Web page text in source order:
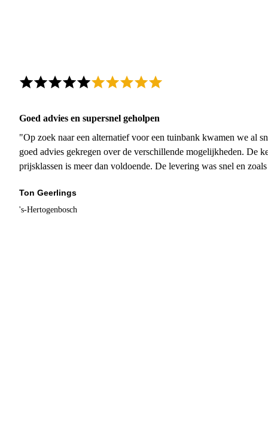
Goed advies en supersnel geholpen
"Op zoek naar een alternatief voor een tuinbank kwamen we al
goed advies gekregen over de verschillende mogelijkheden. De
prijsklassen is meer dan voldoende. De levering was snel en
Ton Geerlings
's-Hertogenbosch